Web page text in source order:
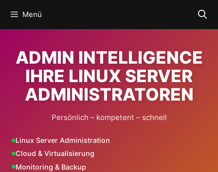
Inhalt
springen
Menü
ADMIN INTELLIGENCE
IHRE LINUX SERVER
ADMINISTRATOREN
Persönlich – kompetent – schnell
Linux Server Administration
Cloud & Virtualisierung
Monitoring & Backup